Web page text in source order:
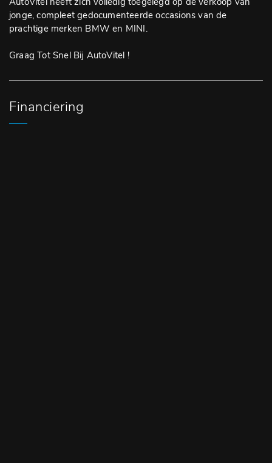
jonge, compleet gedocumenteerde occasions van de
prachtige merken BMW en MINI.
Graag Tot Snel Bij AutoVitel !
Financiering